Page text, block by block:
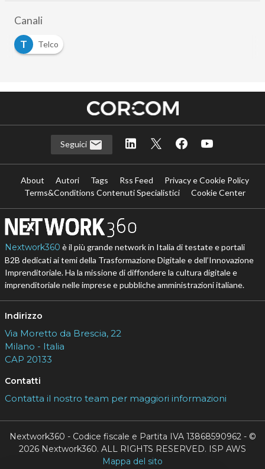
Canali
T
Telco
Seguici
About Autori Tags Rss Feed
Privacy e Cookie Policy
Terms&Conditions Contenuti Specialistici
Cookie Center
Nextwork360 è il più grande network in Italia di testate e portali
B2B dedicati ai temi della Trasformazione Digitale e dell’Innovazione
Imprenditoriale. Ha la missione di diffondere la cultura digitale e
imprenditoriale nelle imprese e pubbliche amministrazioni italiane.
Indirizzo
Via Moretto da Brescia, 22
Milano - Italia
CAP 20133
Contatti
Contatta il nostro team per maggiori informazioni
Nextwork360 - Codice fiscale e Partita IVA 13868590962 - ©
2026 Nextwork360. ALL RIGHTS RESERVED. ISP AWS
Mappa del sito